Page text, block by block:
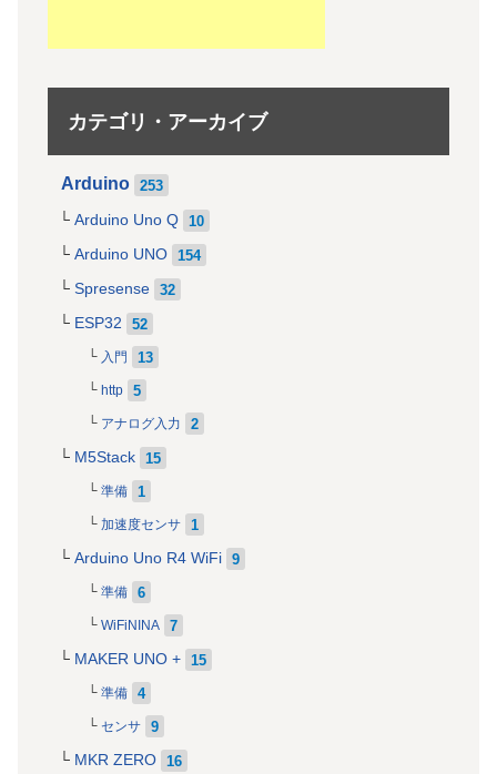
カテゴリ・アーカイブ
Arduino 253
Arduino Uno Q 10
Arduino UNO 154
Spresense 32
ESP32 52
入門 13
http 5
アナログ入力 2
M5Stack 15
準備 1
加速度センサ 1
Arduino Uno R4 WiFi 9
準備 6
WiFiNINA 7
MAKER UNO + 15
準備 4
センサ 9
MKR ZERO 16